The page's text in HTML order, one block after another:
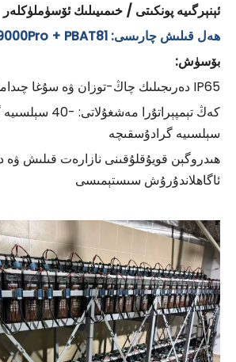
ئېنېرگىيە پونكىتى / خىمىيىلىك ئۆسۈملۈكلەر
ھەل قىلىش چارىسى: PBMS9000Pro + PBAT81
بۆسۈش:
IP65 دەرىجىلىك چاڭ-توزان ۋە سۇغا چىداملىق
سېلسىيە گرادۇسقىچە
ھىدروگېن قويۇقلۇقىنى نازارەت قىلىش
ئاگاھلاندۇرۇش سىستېمىسى